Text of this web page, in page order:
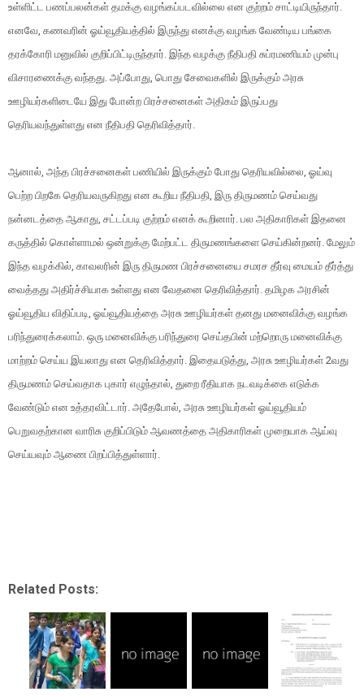
உள்ளிட்ட பணப்பலன்கள் தமக்கு வழங்கப்படவில்லை என குற்றம் சாட்டியிருந்தார்.
எனவே, கணவரின் ஓய்வூதியத்தில் இருந்து எனக்கு வழங்க வேண்டிய பங்கை
தரக்கோரி மனுவில் குறிப்பிட்டிருந்தார். இந்த வழக்கு நீதிபதி சுப்ரமணியம் முன்பு
விசாரணைக்கு வந்தது. அப்போது, பொது சேவைகளில் இருக்கும் அரசு
ஊழியர்களிடையே இது போன்ற பிரச்சனைகள் அதிகம் இருப்பது
தெரியவந்துள்ளது என நீதிபதி தெரிவித்தார்.
ஆனால், அந்த பிரச்சனைகள் பணியில் இருக்கும் போது தெரியவில்லை, ஓய்வு
பெற்ற பிறகே தெரியவருகிறது என கூறிய நீதிபதி, இரு திருமணம் செய்வது
நன்னடத்தை ஆகாது, சட்டப்படி குற்றம் எனக் கூறினார். பல அதிகாரிகள் இதனை
கருத்தில் கொள்ளாமல் ஒன்றுக்கு மேற்பட்ட திருமணங்களை செய்கின்றனர். மேலும்
இந்த வழக்கில், காவலரின் இரு திருமண பிரச்சனையை சமரச தீர்வு மையம் தீர்த்து
வைத்தது அதிர்ச்சியாக உள்ளது என வேதனை தெரிவித்தார். தமிழக அரசின்
ஓய்வூதிய விதிப்படி, ஓய்வூதியத்தை அரசு ஊழியர்கள் தனது மனைவிக்கு வழங்க
பரிந்துரைக்கலாம். ஒரு மனைவிக்கு பரிந்துரை செய்தபின் மற்றொரு மனைவிக்கு
மாற்றம் செய்ய இயலாது என தெரிவித்தார். இதையடுத்து, அரசு ஊழியர்கள் 2வது
திருமணம் செய்வதாக புகார் எழுந்தால், துறை ரீதியாக நடவடிக்கை எடுக்க
வேண்டும் என உத்தரவிட்டார். அதேபோல், அரசு ஊழியர்கள் ஓய்வூதியம்
பெறுவதற்கான வாரிசு குறிப்பிடும் ஆவணத்தை அதிகாரிகள் முறையாக ஆய்வு
செய்யவும் ஆணை பிறப்பித்துள்ளார்.
Related Posts: